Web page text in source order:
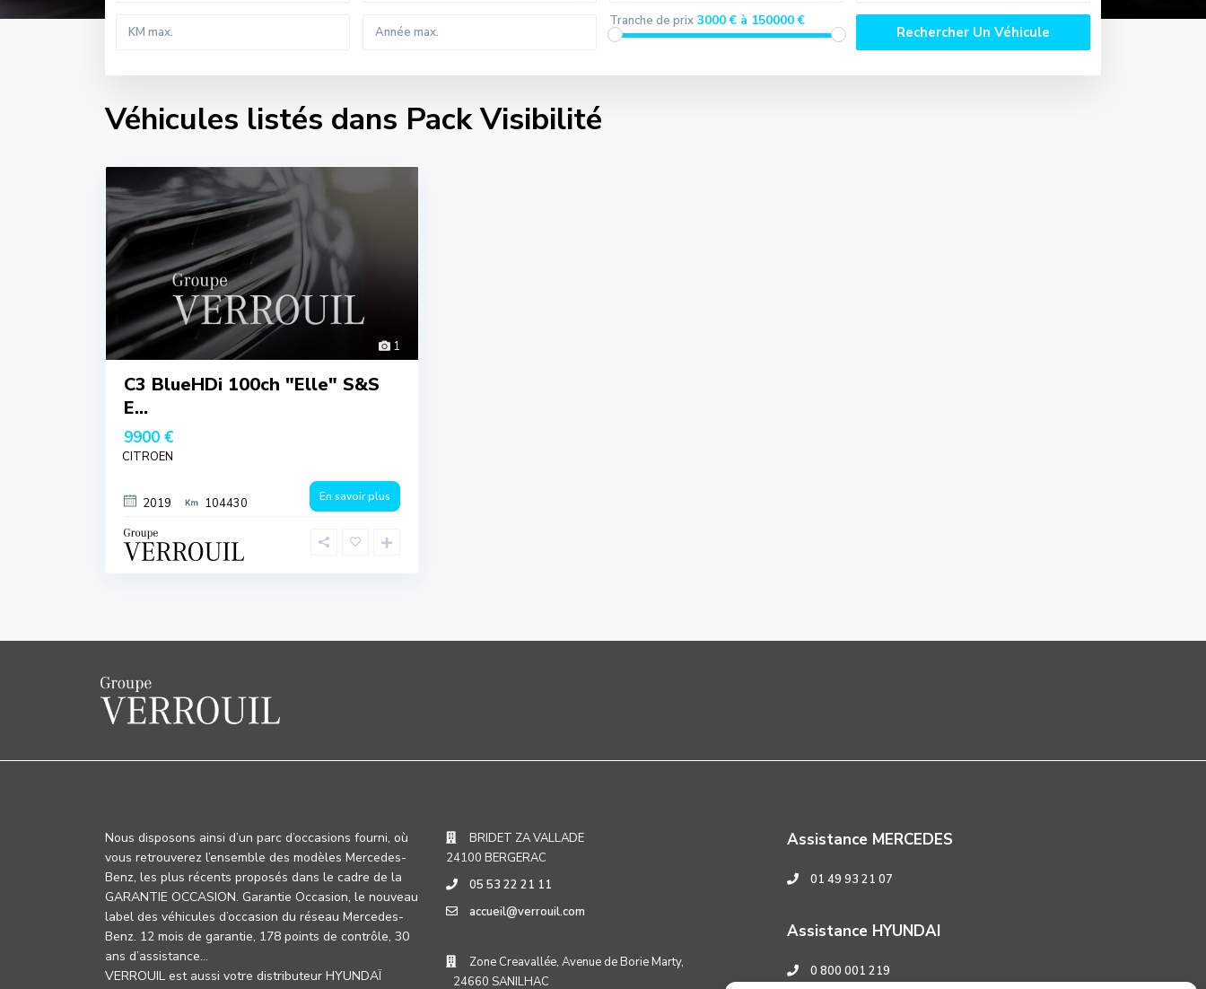
Tranche de prix 3000 € à 150000 €
Véhicules listés dans Pack Visibilité
1
C3 BlueHDi 100ch "Elle" S&S
E...
9900 €
CITROEN
2019 104430 En savoir plus
Nous disposons ainsi d’un parc d’occasions fourni, où
vous retrouverez l’ensemble des modèles Mercedes-
Benz, les plus récents proposés dans le cadre de la
GARANTIE OCCASION. Garantie Occasion, le nouveau
label des véhicules d’occasion du réseau Mercedes-
Benz. 12 mois de garantie, 178 points de contrôle, 30
ans d’assistance…
VERROUIL est aussi votre distributeur HYUNDAÏ
BRIDET ZA VALLADE
24100 BERGERAC
05 53 22 21 11
accueil@verrouil.com
Zone Creavallée, Avenue de Borie Marty,
24660 SANILHAC
Assistance MERCEDES
01 49 93 21 07
Assistance HYUNDAI
0 800 001 219